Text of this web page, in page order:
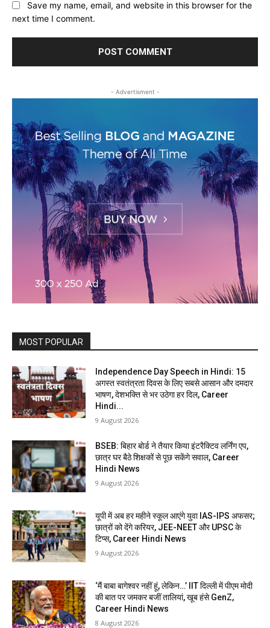
Save my name, email, and website in this browser for the
next time I comment.
- Advertisment -
MOST POPULAR
Independence Day Speech in Hindi: 15
अगस्त स्वतंत्रता दिवस के लिए सबसे आसान और दमदार
भाषण, देशभक्ति से भर उठेगा हर दिल, Career
Hindi...
9 August 2026
BSEB: बिहार बोर्ड ने तैयार किया इंटरैक्टिव लर्निंग एप,
छात्र घर बैठे शिक्षकों से पूछ सकेंगे सवाल, Career
Hindi News
9 August 2026
यूपी में अब हर महीने स्कूल आएंगे युवा IAS-IPS अफसर;
छात्रों को देंगे करियर, JEE-NEET और UPSC के
टिप्स, Career Hindi News
9 August 2026
‘मैं बाबा बागेश्वर नहीं हूं, लेकिन…’ IIT दिल्ली में पीएम मोदी
की बात पर जमकर बजीं तालियां, खूब हंसे GenZ,
Career Hindi News
8 August 2026